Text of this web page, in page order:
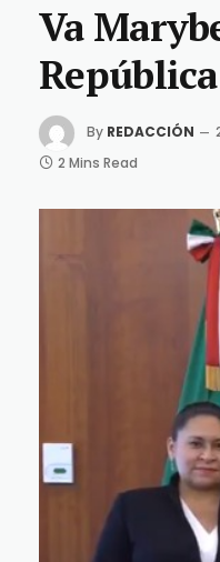
Va
República
By REDACCIÓN
2 Mins Read